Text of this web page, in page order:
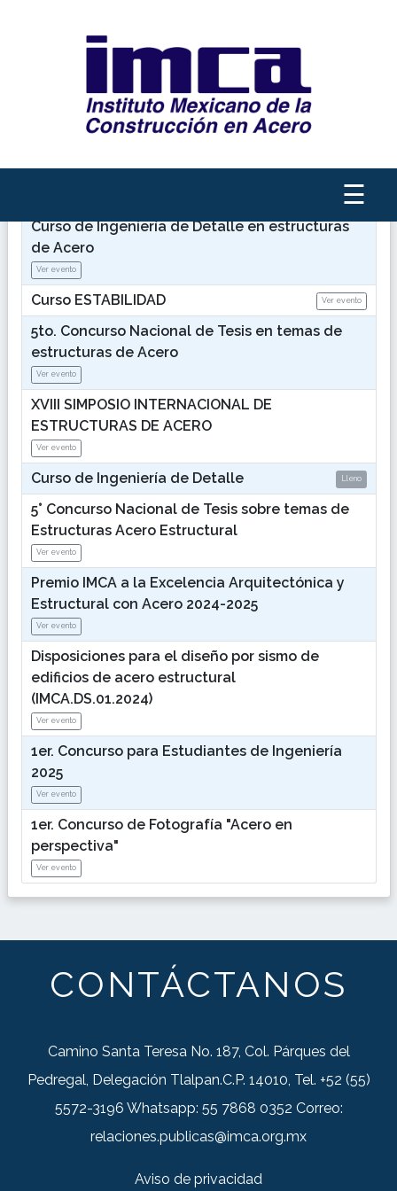
☰
Bienvenido
Eventos disponibles
Perspectiva"
Curso de Ingeniería de Detalle en estructuras
de Acero
Ver evento
Curso ESTABILIDAD Ver evento
5to. Concurso Nacional de Tesis en temas de
estructuras de Acero
Ver evento
XVIII SIMPOSIO INTERNACIONAL DE
ESTRUCTURAS DE ACERO
Ver evento
Curso de Ingeniería de Detalle Lleno
5° Concurso Nacional de Tesis sobre temas de
Estructuras Acero Estructural
Ver evento
Premio IMCA a la Excelencia Arquitectónica y
Estructural con Acero 2024-2025
Ver evento
Disposiciones para el diseño por sismo de
edificios de acero estructural
(IMCA.DS.01.2024)
Ver evento
1er. Concurso para Estudiantes de Ingeniería
2025
Ver evento
1er. Concurso de Fotografía "Acero en
perspectiva"
Ver evento
CONTÁCTANOS
Camino Santa Teresa No. 187, Col. Párques del
Pedregal, Delegación Tlalpan.C.P. 14010, Tel. +52 (55)
5572-3196 Whatsapp: 55 7868 0352 Correo:
relaciones.publicas@imca.org.mx
Aviso de privacidad